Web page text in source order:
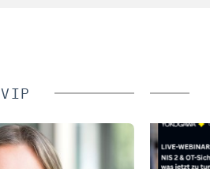
VIP